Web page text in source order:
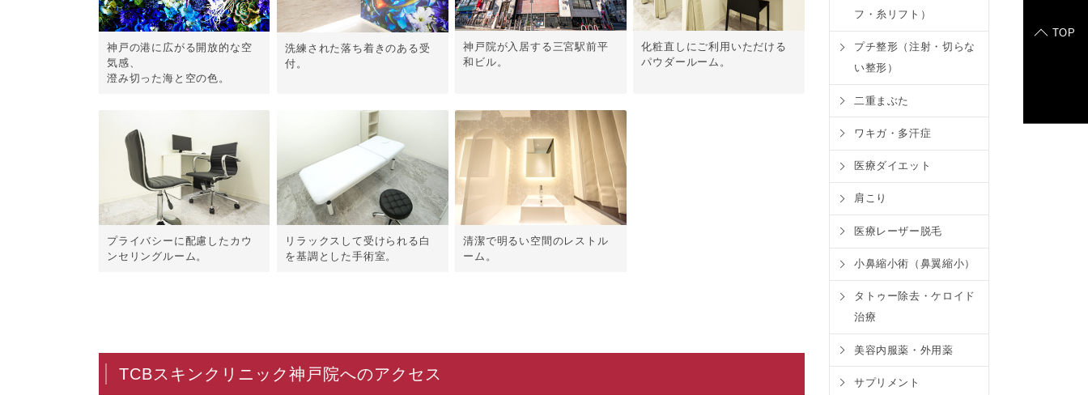
神戸の港に広がる開放的な空
気感、
澄み切った海と空の色。
洗練された落ち着きのある受
付。
神戸院が入居する三宮駅前平
和ビル。
化粧直しにご利用いただける
パウダールーム。
プライバシーに配慮したカウ
ンセリングルーム。
リラックスして受けられる白
を基調とした手術室。
清潔で明るい空間のレストル
ーム。
TCBスキンクリニック神戸院へのアクセス
フ・糸リフト）
プチ整形（注射・切らな
い整形）
二重まぶた
ワキガ・多汗症
医療ダイエット
肩こり
医療レーザー脱毛
小鼻縮小術（鼻翼縮小）
タトゥー除去・ケロイド
治療
美容内服薬・外用薬
サプリメント
TOP